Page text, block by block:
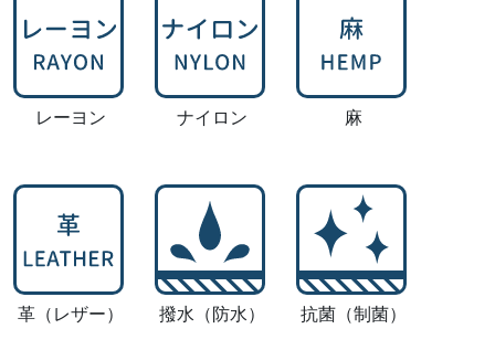
レーヨン ナイロン 麻
革 （レザー） 撥水 （防水） 抗菌 （制菌）